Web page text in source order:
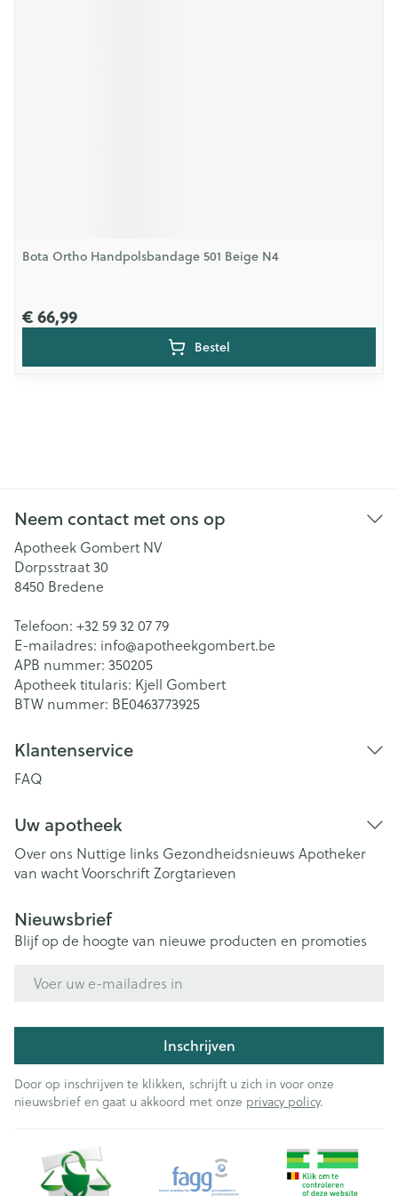
Bota Ortho Handpolsbandage 501 Beige N4
€ 66,99
Bestel
Neem contact met ons op
Apotheek Gombert NV
Dorpsstraat 30
8450 Bredene
Telefoon: +32 59 32 07 79
E-mailadres: info@apotheekgombert.be
APB nummer: 350205
Apotheek titularis: Kjell Gombert
BTW nummer: BE0463773925
Klantenservice
FAQ
Uw apotheek
Over ons Nuttige links Gezondheidsnieuws Apotheker
van wachtVoorschriftZorgtarieven
Nieuwsbrief
Blijf op de hoogte van nieuwe producten en promoties
Inschrijven
Door op inschrijven te klikken, schrijft u zich in voor onze
nieuwsbrief en gaat u akkoord met onze privacy policy.